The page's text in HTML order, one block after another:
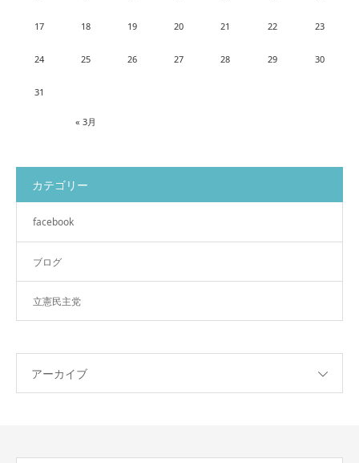
« 3月
17 18 19 20 21 22 23
24 25 26 27 28 29 30
31
カテゴリー
facebook
ブログ
立憲民主党
アーカイブ